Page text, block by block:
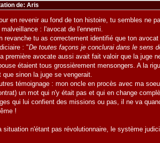
de: Aris
en revenir au fond de ton histoire, tu sembles ne
malveillance : l'avocat de l'ennemi.
revanche tu as correctement identifié que ton
: "De toutes façons je conclurai dans le sens
première avocate aussi avait fait valoir que la juge
étaient tous grossièrement mensongers. A la
que sinon la juge se vengerait.
témoignage : mon oncle en procès avec ma
un mot qui n'y était pas et qui en change
qui lui confient des missions ou pas, il ne va
!
situation n'étant pas révolutionnaire, le système